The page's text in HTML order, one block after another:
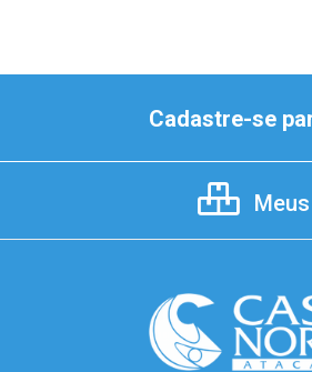
Cadastre-se